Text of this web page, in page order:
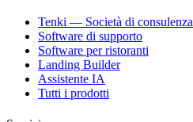
Tenki — Società di consulenza
Software di supporto
Software per ristoranti
Landing Builder
Assistente IA
Tutti i prodotti